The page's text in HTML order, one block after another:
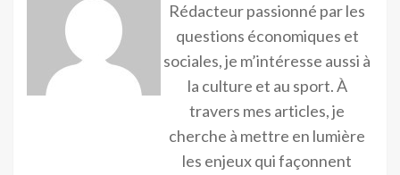
Rédacteur passionné par les
questions économiques et
sociales, je m’intéresse aussi à
la culture et au sport. À
travers mes articles, je
cherche à mettre en lumière
les enjeux qui façonnent